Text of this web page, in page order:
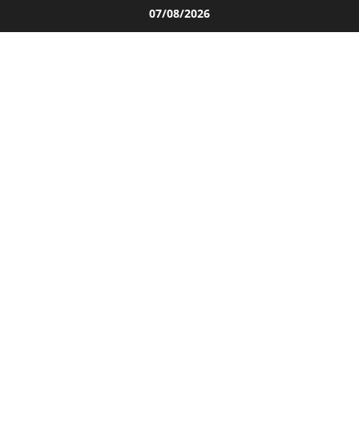
al
07/08/2026